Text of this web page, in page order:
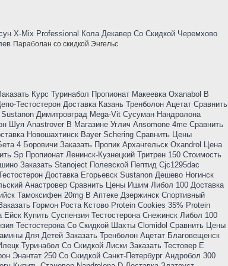
X-Mix Professional Кола Декавер Со Скидкой Черемхово
Параболан со скидкой Энгельс
Курс Туринабол Пропионат Макеевка Oxanabol В
Тестостерон Доставка Казань Тренболон Ацетат Сравнить
Димитровград Mega-Vit Сусуман Нандролона
Шуя Anastrover В Магазине Углич Ansomone 4me Сравнить
Новошахтинск Bayer Schering Сравнить Цены
4 Боровичи Заказать Пропик Архангельск Oxandrol Цена
Sp Пропионат Ленинск-Кузнецкий Тритрен 150 Стоимость
Заказать Stanoject Полевской Пептид Cjc1295dac
Доставка Егорьевск Sustanon Дешево Ногинск
Анастровер Сравнить Цены Ишим Либол 100 Доставка
Тамоксифен 20mg В Аптеке Дзержинск Спортивный
Гормон Роста Кстово Protein Cookies 35% Protein
Купить Суспензия Тестостерона Снежинск Либол 100
Тестостерона Со Скидкой Шахты Clomidol Сравнить Цены
Для Детей Заказать Тренболон Ацетат Благовещенск
Туринабол Со Скидкой Лиски Заказать Тестовер Е
Энантат 250 Со Скидкой Санкт-Петербург Андробол 300